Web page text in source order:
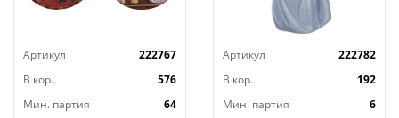
Артикул
222767
В кор.
576
Мин. партия
64
Артикул
222782
В кор.
192
Мин. партия
6